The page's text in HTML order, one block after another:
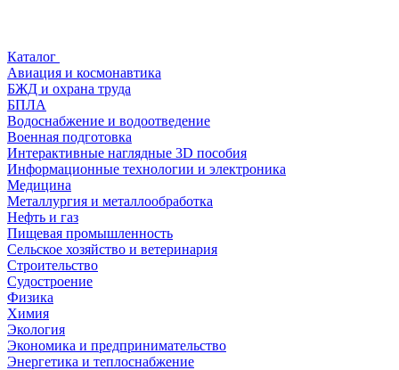
Каталог
Авиация и космонавтика
БЖД и охрана труда
БПЛА
Водоснабжение и водоотведение
Военная подготовка
Интерактивные наглядные 3D пособия
Информационные технологии и электроника
Медицина
Металлургия и металлообработка
Нефть и газ
Пищевая промышленность
Сельское хозяйство и ветеринария
Строительство
Судостроение
Физика
Химия
Экология
Экономика и предпринимательство
Энергетика и теплоснабжение